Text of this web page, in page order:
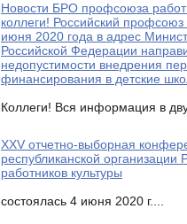
Новости БРО профсоюза
коллеги! Российский профсоюз
июня 2020 года в адрес
Российской Федерации
недопустимости внедрения
финансирования в детские
Коллеги! Вся информация в
XXV отчетно-выборная
республиканской организации
работников культуры
состоялась 4 июня 2020 г....